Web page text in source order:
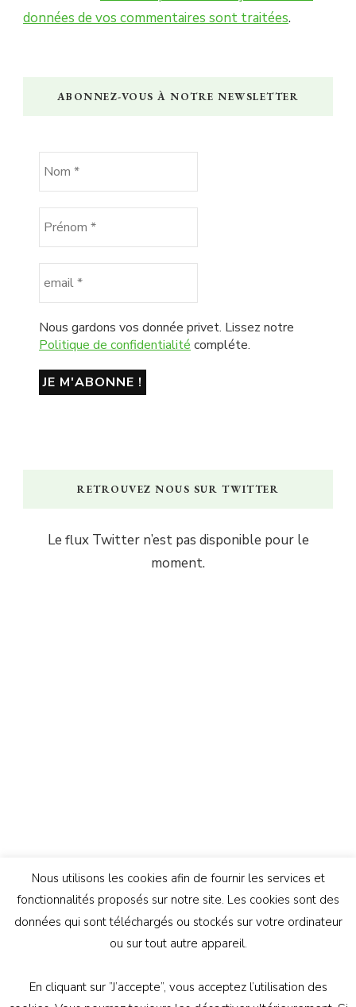
données de vos commentaires sont traitées.
ABONNEZ-VOUS À NOTRE NEWSLETTER
Nous gardons vos donnée privet. Lissez notre
Politique de confidentialité compléte.
RETROUVEZ NOUS SUR TWITTER
Le flux Twitter n’est pas disponible pour le
moment.
Génération Athée . Tous droits
Nous utilisons les cookies afin de fournir les services et
fonctionnalités proposés sur notre site. Les cookies sont des
données qui sont téléchargés ou stockés sur votre ordinateur
ou sur tout autre appareil.
En cliquant sur ”J’accepte”, vous acceptez l’utilisation des